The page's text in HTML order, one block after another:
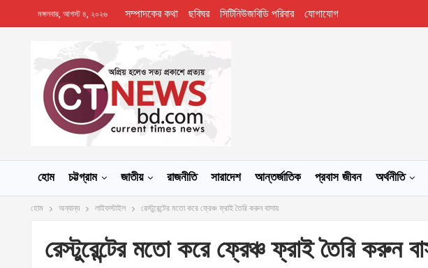
মঙ্গলবার, আগস্ট ৪, ২০২৬ সম্পাদকের কথা ছবিঘর সিটিনিউজবিডি পরিবার যোগাযোগ
হোম চট্টগ্রাম জাতীয় রাজনীতি সারাদেশ আন্তর্জাতিক প্রবাস জীবন অর্থনীতি
হোম অন্যান্য লাইফস্টাইল রেস্টুরেন্টের মতো করে ফ্রেঞ্চ ফ্রাই তৈরি করুন বাসায়
রেস্টুরেন্টের মতো করে ফ্রেঞ্চ ফ্রাই তৈরি করুন